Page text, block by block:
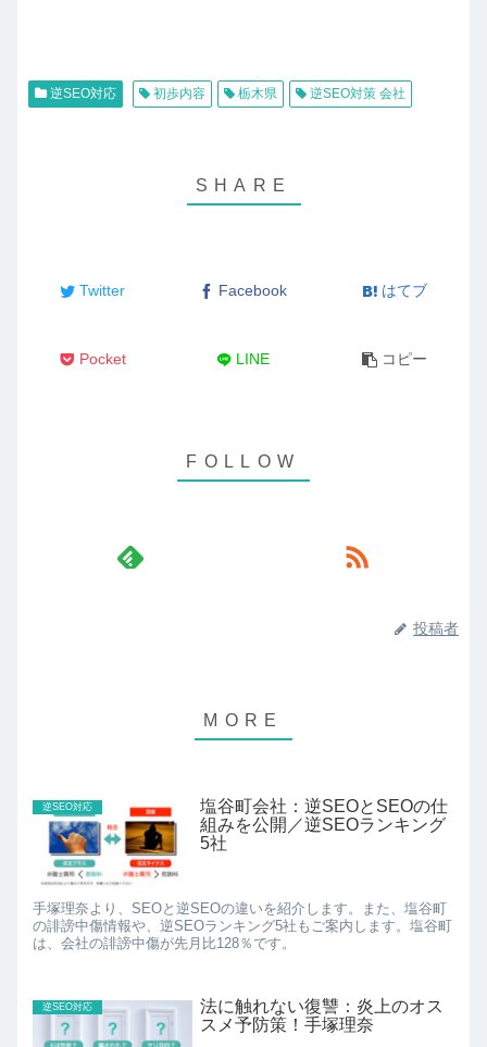
逆SEO対応 初歩内容 栃木県 逆SEO対策 会社
Twitter Facebook はてブ
Pocket LINE コピー
投稿者
逆SEO対応
塩谷町会社：逆SEOとSEOの仕
組みを公開／逆SEOランキング
5社
手塚理奈より、SEOと逆SEOの違いを紹介します。また、塩谷町
の誹謗中傷情報や、逆SEOランキング5社もご案内します。塩谷町
は、会社の誹謗中傷が先月比128％です。
逆SEO対応
法に触れない復讐：炎上のオス
スメ予防策！手塚理奈